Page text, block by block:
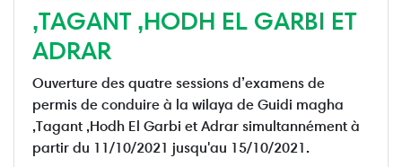
,TAGANT ,HODH EL GARBI ET
ADRAR
Ouverture des quatre sessions d’examens de
permis de conduire à la wilaya de Guidi magha
,Tagant ,Hodh El Garbi et Adrar simultannément à
partir du 11/10/2021 jusqu'au 15/10/2021.